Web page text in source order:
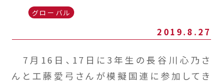
グローバル
2019.8.27
7月16日、17日に3年生の長谷川心乃さ
んと工藤愛弓さんが模擬国連に参加してき